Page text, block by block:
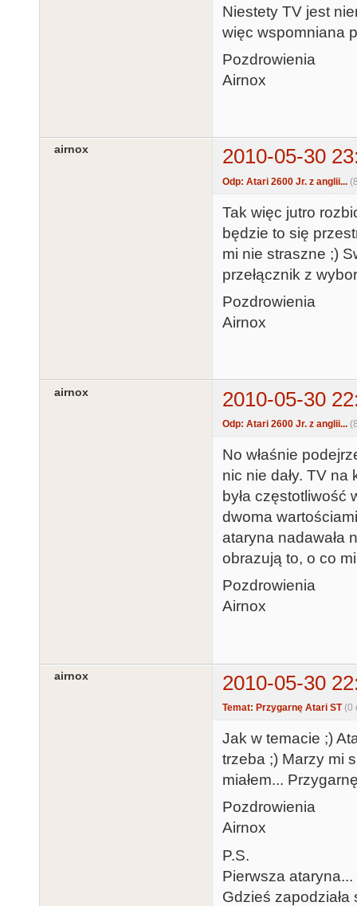
Niestety TV jest
więc wspomniana
Pozdrowienia
Airnox
airnox 2010-05-30
Odp: Atari 2600 Jr. z anglii...
Tak więc jutro
będzie to się
mi nie straszne ;)
przełącznik z
Pozdrowienia
Airnox
airnox 2010-05-30
Odp: Atari 2600 Jr. z anglii...
No właśnie
nic nie dały. TV na
była częstotliwość
dwoma
ataryna nadawała
obrazują to, o co
Pozdrowienia
Airnox
airnox 2010-05-30
Temat: Przygarnę Atari ST (0
Jak w temacie ;)
trzeba ;) Marzy mi
miałem...
Pozdrowienia
Airnox
P.S.
Pierwsza
Gdzieś zapodziała